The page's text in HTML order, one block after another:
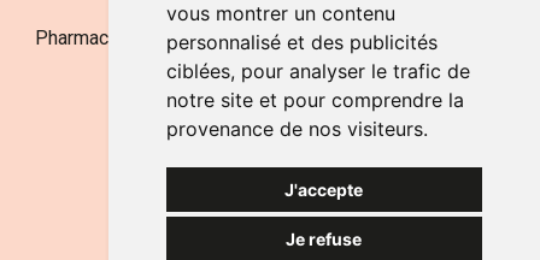
vous montrer un contenu
personnalisé et des publicités
ciblées, pour analyser le trafic de
notre site et pour comprendre la
provenance de nos visiteurs.
J'accepte
Je refuse
Pharmacie Jufarma - Fatima Abachra - APB 521704 - N°
Entreprise BE0882-700-592